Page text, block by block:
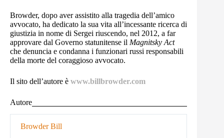
Browder, dopo aver assistito alla tragedia dell’amico
avvocato, ha dedicato la sua vita all’incessante ricerca di
giustizia in nome di Sergei riuscendo, nel 2012, a far
approvare dal Governo statunitense il Magnitsky Act
che denuncia e condanna i funzionari russi responsabili
della morte del coraggioso avvocato.
Il sito dell’autore è www.billbrowder.com
Autore
Browder Bill